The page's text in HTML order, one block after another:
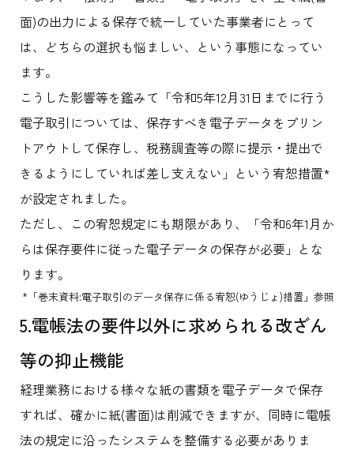
面)の出力による保存で統一していた事業者にとって
は、どちらの選択も悩ましい、という事態になってい
ます。
こうした影響等を鑑みて「令和5年12月31日までに行う
電子取引については、保存すべき電子データをプリン
トアウトして保存し、税務調査等の際に提示・提出で
きるようにしていれば差し支えない」という宥恕措置*
が設定されました。
ただし、この宥恕規定にも期限があり、「令和6年1月か
らは保存要件に従った電子データの保存が必要」とな
ります。
*「巻末資料:電子取引のデータ保存に係る宥恕(ゆうじょ)措置」参照
5.電帳法の要件以外に求められる改ざん
等の抑止機能
経理業務における様々な紙の書類を電子データで保存
すれば、確かに紙(書面)は削減できますが、同時に電帳
法の規定に沿ったシステムを整備する必要がありま